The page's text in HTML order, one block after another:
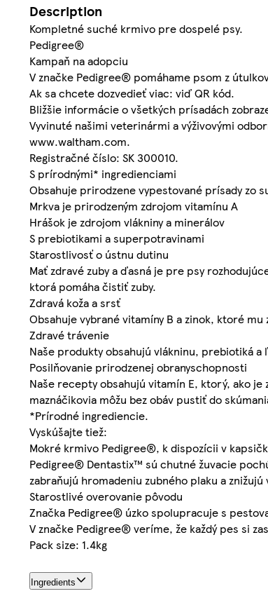
Description
Kompletné suché krmivo pre dospelé psy.
Pedigree®
Kampaň na adopciu
V značke Pedigree® pomáhame psom z
Ak sa chcete dozvedieť viac: viď QR kód.
Bližšie informácie o všetkých prísadách
Vyvinuté našimi veterinármi a výživovými
www.waltham.com.
Registračné číslo: SK 300010.
S prírodnými* ingredienciami
Obsahuje prirodzene vypestované prísady zo
Mrkva je prirodzeným zdrojom vitamínu A
Hrášok je zdrojom vlákniny a minerálov
S prebiotikami a superpotravinami
Starostlivosť o ústnu dutinu
Mať zdravé zuby a ďasná je pre psy
ktorá pomáha čistiť zuby.
Zdravá koža a srsť
Obsahuje vybrané vitamíny B a zinok, ktoré
Zdravé trávenie
Naše produkty obsahujú vlákninu, prebiotiká
Posilňovanie prirodzenej obranyschopnosti
Naše recepty obsahujú vitamín E, ktorý, ako
maznáčikovia môžu bez obáv pustiť do
*Prírodné ingrediencie.
Vyskúšajte tiež:
Mokré krmivo Pedigree®, k dispozícii v
Pedigree® Dentastix™ sú chutné žuvacie
zabraňujú hromadeniu zubného plaku a znižujú
Starostlivé overovanie pôvodu
Značka Pedigree® úzko spolupracuje s
V značke Pedigree® veríme, že každý pes si
Pack size: 1.4kg
Ingredients